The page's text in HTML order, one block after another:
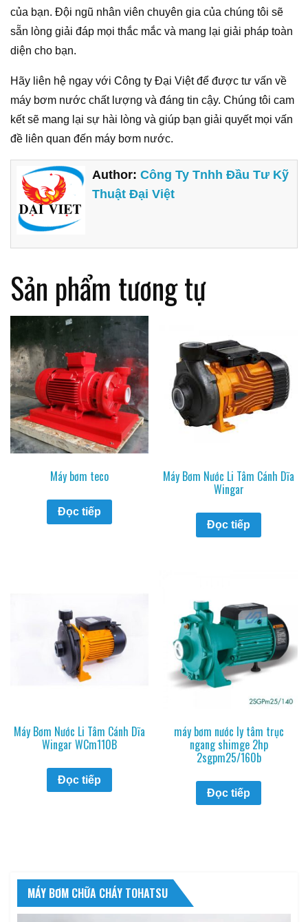
của bạn. Đội ngũ nhân viên chuyên gia của chúng tôi sẽ
sẵn lòng giải đáp mọi thắc mắc và mang lại giải pháp toàn
diện cho bạn.
Hãy liên hệ ngay với Công ty Đại Việt để được tư vấn về
máy bơm nước chất lượng và đáng tin cậy. Chúng tôi cam
kết sẽ mang lại sự hài lòng và giúp bạn giải quyết mọi vấn
đề liên quan đến máy bơm nước.
Author:Công Ty Tnhh Đầu Tư Kỹ
Thuật Đại Việt
Sản phẩm tương tự
Máy bơm teco
Đọc tiếp
Máy Bơm Nước Li Tâm Cánh Dĩa
Wingar
Đọc tiếp
Máy Bơm Nước Li Tâm Cánh Dĩa
Wingar WCm110B
Đọc tiếp
máy bơm nước ly tâm trục
ngang shimge 2hp
2sgpm25/160b
Đọc tiếp
MÁY BƠM CHỮA CHÁY TOHATSU